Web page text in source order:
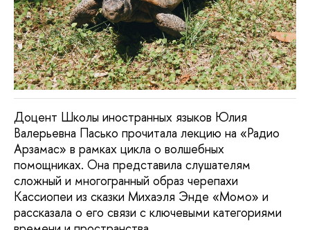
Доцент Школы иностранных языков Юлия
Валерьевна Пасько прочитала лекцию на «Радио
Арзамас» в рамках цикла о волшебных
помощниках. Она представила слушателям
сложный и многогранный образ черепахи
Кассиопеи из сказки Михаэля Энде «Момо» и
рассказала о его связи с ключевыми категориями